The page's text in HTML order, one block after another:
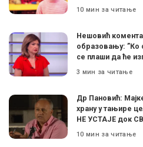
10 мин за читање
Нешовић
образовању: ”Ко
се плаши да ће
3 мин за читање
Др Пановић:
храну у тањире
НЕ УСТАЈЕ док
10 мин за читање